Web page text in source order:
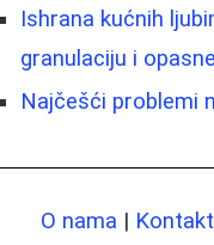
Ishrana kućnih
granulaciju i
Najčešći problemi
O nama | Kontakt